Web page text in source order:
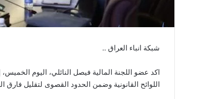
شبكة انباء العراق ..
اكد عضو اللجنة المالية فيصل النائلي، اليوم
اللوائح القانونية وضمن الحدود القصوى لتقليل فارق